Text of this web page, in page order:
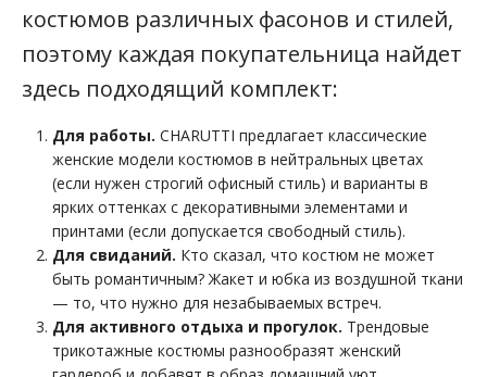
костюмов различных фасонов и стилей,
поэтому каждая покупательница найдет
здесь подходящий комплект:
Для работы. CHARUTTI предлагает классические
женские модели костюмов в нейтральных цветах
(если нужен строгий офисный стиль) и варианты в
ярких оттенках с декоративными элементами и
принтами (если допускается свободный стиль).
Для свиданий. Кто сказал, что костюм не может
быть романтичным? Жакет и юбка из воздушной ткани
— то, что нужно для незабываемых встреч.
Для активного отдыха и прогулок. Трендовые
трикотажные костюмы разнообразят женский